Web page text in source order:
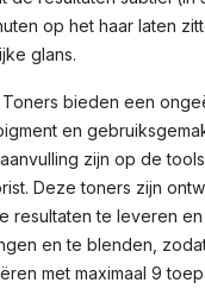
op het haar laten
glans.
bieden een
en
zijn op de
Deze toners zijn
resultaten te leveren en
en te blenden,
met maximaal 9